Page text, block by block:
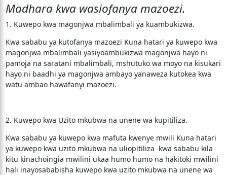
Madhara kwa wasiofanya mazoezi.
1. Kuwepo kwa magonjwa mbalimbali ya kuambukizwa.
Kwa sababu ya kutofanya mazoezi Kuna hatari ya kuwepo kwa
magonjwa mbalimbali yasiyoambukizwa magonjwa hayo ni
pamoja na saratani mbalimbali, mshutuko wa moyo na kisukari
hayo ni baadhi ya magonjwa ambayo yanaweza kutokea kwa
watu ambao hawafanyi mazoezi.
2. Kuwepo kwa Uzito mkubwa na unene wa kupitiliza.
Kwa sababu ya kuwepo kwa mafuta kwenye mwili Kuna hatari
ya kuwepo kwa uzito mkubwa na uliopitiliza kwa sababu kila
kitu kinachoingia mwilini ukaa humo humo na hakitoki mwilini
hali inayosababisha kuwepo kwa uzito mkubwa na unene wa